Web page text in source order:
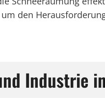
den
Industrie